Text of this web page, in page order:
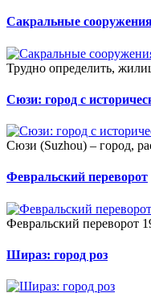
Сакральные
Трудно определить,
Сюзи: город с
Сюзи (Suzhou) – город,
Февральский переворот
Февральский переворот
Шираз: город роз